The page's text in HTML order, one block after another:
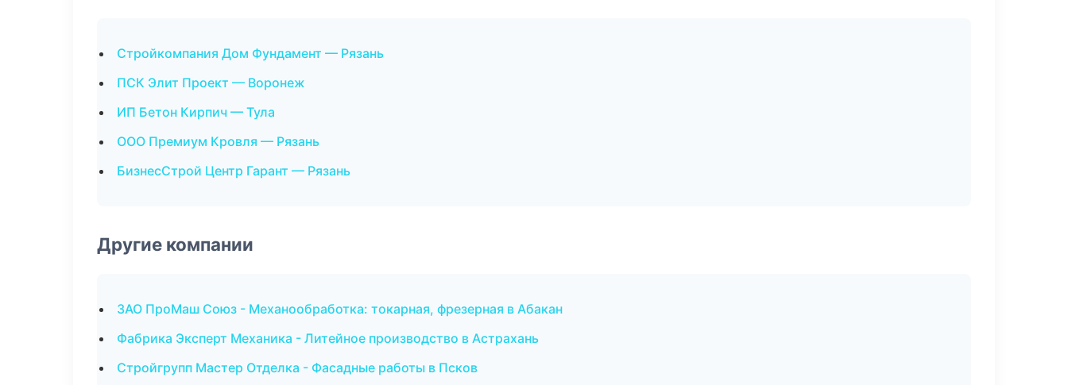
Стройкомпания Дом Фундамент — Рязань
ПСК Элит Проект — Воронеж
ИП Бетон Кирпич — Тула
ООО Премиум Кровля — Рязань
БизнесСтрой Центр Гарант — Рязань
Другие компании
ЗАО ПроМаш Союз - Механообработка: токарная, фрезерная в Абакан
Фабрика Эксперт Механика - Литейное производство в Астрахань
Стройгрупп Мастер Отделка - Фасадные работы в Псков